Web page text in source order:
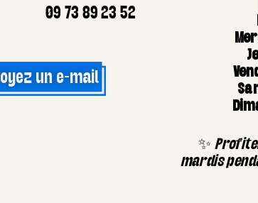
09 73 89 23 52
un e-mail
✨
mardis